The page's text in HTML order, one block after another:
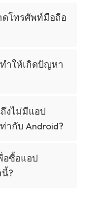
โทรศัพท์มือถือ
ำให้เกิดปัญหา
งไม่มีแอป
ากับ Android?
อซื้อแอป
?